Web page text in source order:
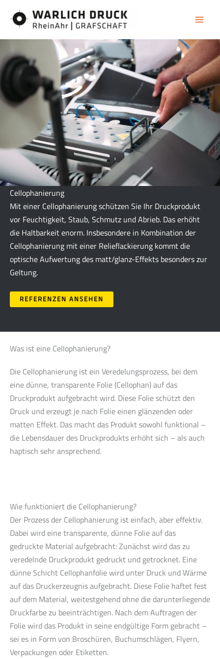
Inhalt
Cello­phanierung
Mit einer Cellophanierung schützen Sie Ihr Druckprodukt
vor Feuchtigkeit, Staub, Schmutz und Abrieb. Das erhöht
die Haltbarkeit enorm. Insbesondere in Kombination der
Cellophanierung mit einer Relieflackierung kommt die
optische Aufwertung des matt/glanz-Effekts besonders zur
Geltung.
REFERENZEN ANSEHEN
Was ist eine Cellophanierung?
Die Cellophanierung ist ein Veredelungsprozess, bei dem
eine dünne, transparente Folie (Cellophan) auf das
Druckprodukt aufgebracht wird. Diese Folie schützt den
Druck und erzeugt je nach Folie einen glänzenden oder
matten Effekt. Das macht das Produkt sowohl funktional –
die Lebensdauer des Druckprodukts erhöht sich – als auch
haptisch sehr ansprechend.
Wie funktioniert die Cellophanierung?
Der Prozess der Cellophanierung ist einfach, aber effektiv.
Dabei wird eine transparente, dünne Folie auf das
gedruckte Material aufgebracht: Zunächst wird das zu
veredelnde Druckprodukt gedruckt und getrocknet. Eine
dünne Schicht Cellophanfolie wird unter Druck und Wärme
auf das Druckerzeugnis aufgebracht. Diese Folie haftet fest
auf dem Material, weitestgehend ohne die darunterliegende
Druckfarbe zu beeinträchtigen. Nach dem Auftragen der
Folie wird das Produkt in seine endgültige Form gebracht –
sei es in Form von Broschüren, Buchumschlägen, Flyern,
Verpackungen oder Etiketten.